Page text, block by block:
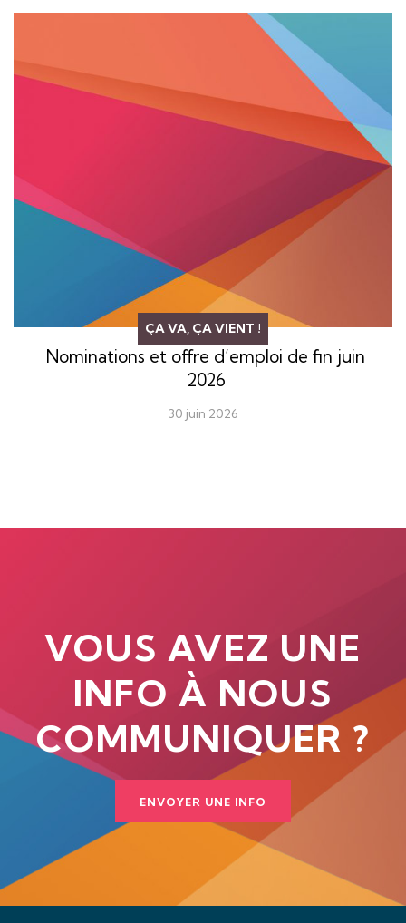
ÇA VA, ÇA VIENT !
Nominations et offre d’emploi de fin juin
2026
30 juin 2026
VOUS AVEZ UNE
INFO À NOUS
COMMUNIQUER ?
ENVOYER UNE INFO